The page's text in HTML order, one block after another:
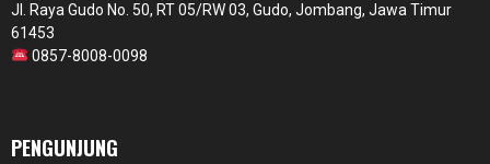
Jl. Raya Gudo No. 50, RT 05/RW 03, Gudo, Jombang, Jawa Timur
61453
0857-8008-0098
PENGUNJUNG